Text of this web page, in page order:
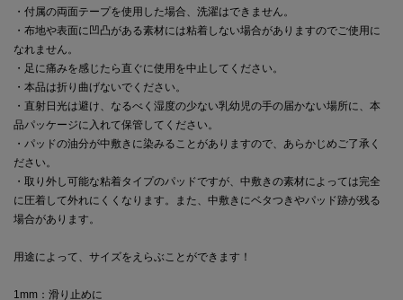
・付属の両面テープを使用した場合、洗濯はできません。
・布地や表面に凹凸がある素材には粘着しない場合がありますのでご使用に
なれません。
・足に痛みを感じたら直ぐに使用を中止してください。
・本品は折り曲げないでください。
・直射日光は避け、なるべく湿度の少ない乳幼児の手の届かない場所に、本
品パッケージに入れて保管してください。
・パッドの油分が中敷きに染みることがありますので、あらかじめご了承く
ださい。
・取り外し可能な粘着タイプのパッドですが、中敷きの素材によっては完全
に圧着して外れにくくなります。また、中敷きにベタつきやパッド跡が残る
場合があります。
用途によって、サイズをえらぶことができます！
1mm：滑り止めに